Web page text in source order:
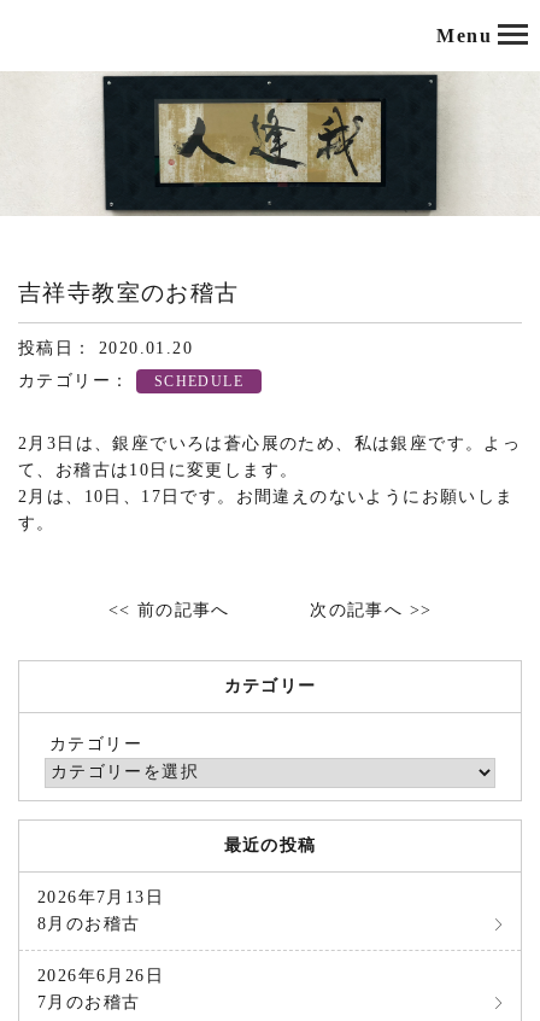
Menu
吉祥寺教室のお稽古
投稿日： 2020.01.20
カテゴリー：
SCHEDULE
2月3日は、銀座でいろは蒼心展のため、私は銀座です。よっ
て、お稽古は10日に変更します。
2月は、10日、17日です。お間違えのないようにお願いしま
す。
<< 前の記事へ 次の記事へ >>
カテゴリー
カテゴリー
最近の投稿
2026年7月13日
8月のお稽古
2026年6月26日
7月のお稽古